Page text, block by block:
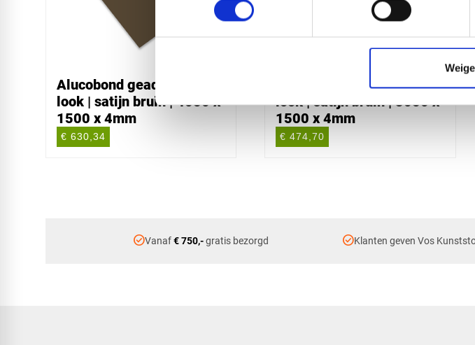
Alucobond geadoniseerde
look | satijn bruin | 4050 x
1500 x 4mm
€ 630,34
Alucobond geadoniseerde
look | satijn bruin | 3050 x
1500 x 4mm
€ 474,70
check_circleVanaf€ 750,-gratis bezorgd check_circleKlanten geven Vos